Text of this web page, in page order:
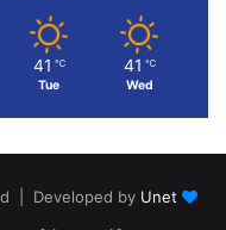
41 ℃
Tue
41 ℃
Wed
| Developed by Unet